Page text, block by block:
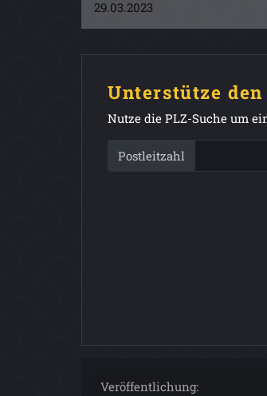
29.03.2023
Unterstütze
Nutze die PLZ-Suche um
Postleitzahl
Veröffentlichung: